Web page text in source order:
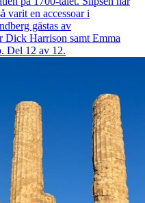
varit en accessoar i
gästas av
Dick Harrison samt Emma
Del 12 av 12.